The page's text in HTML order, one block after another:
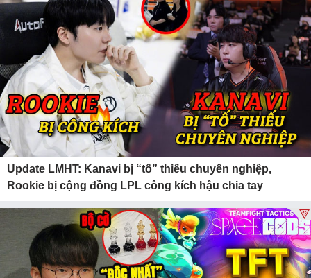
Update LMHT: Kanavi bị “tố” thiếu chuyên nghiệp,
Rookie bị cộng đồng LPL công kích hậu chia tay